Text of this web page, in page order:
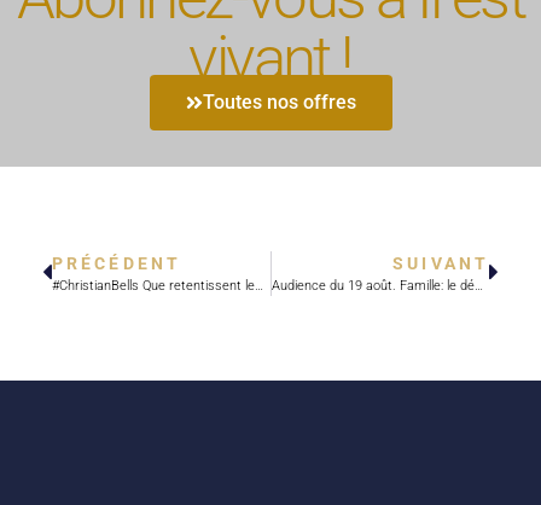
vivant !
Toutes nos offres
PRÉCÉDENT
#ChristianBells Que retentissent les cloches le 15 août à midi!
SUIVANT
Audience du 19 août. Famille: le défi du travail